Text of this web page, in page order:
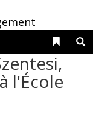
Liens
l'École